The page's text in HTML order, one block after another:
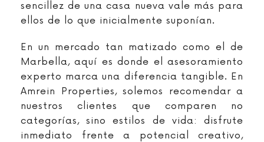
sencillez de una casa nueva vale más para
ellos de lo que inicialmente suponían.
En un mercado tan matizado como el de
Marbella, aquí es donde el asesoramiento
experto marca una diferencia tangible. En
Amrein Properties, solemos recomendar a
nuestros clientes que comparen no
categorías, sino estilos de vida: disfrute
inmediato frente a potencial creativo,